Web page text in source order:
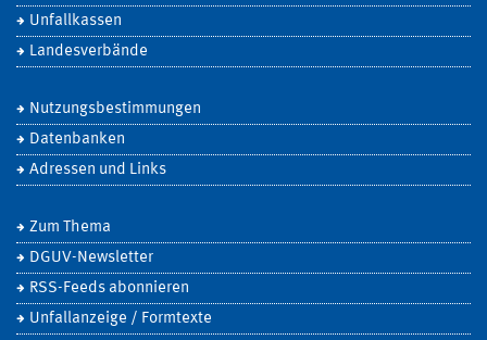
Unfallkassen
Landesverbände
Nutzungsbestimmungen
Datenbanken
Adressen und Links
Zum Thema
DGUV-Newsletter
RSS-Feeds abonnieren
Unfallanzeige / Formtexte